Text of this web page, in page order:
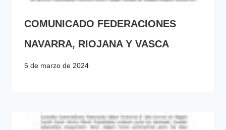
COMUNICADO FEDERACIONES
NAVARRA, RIOJANA Y VASCA
5 de marzo de 2024